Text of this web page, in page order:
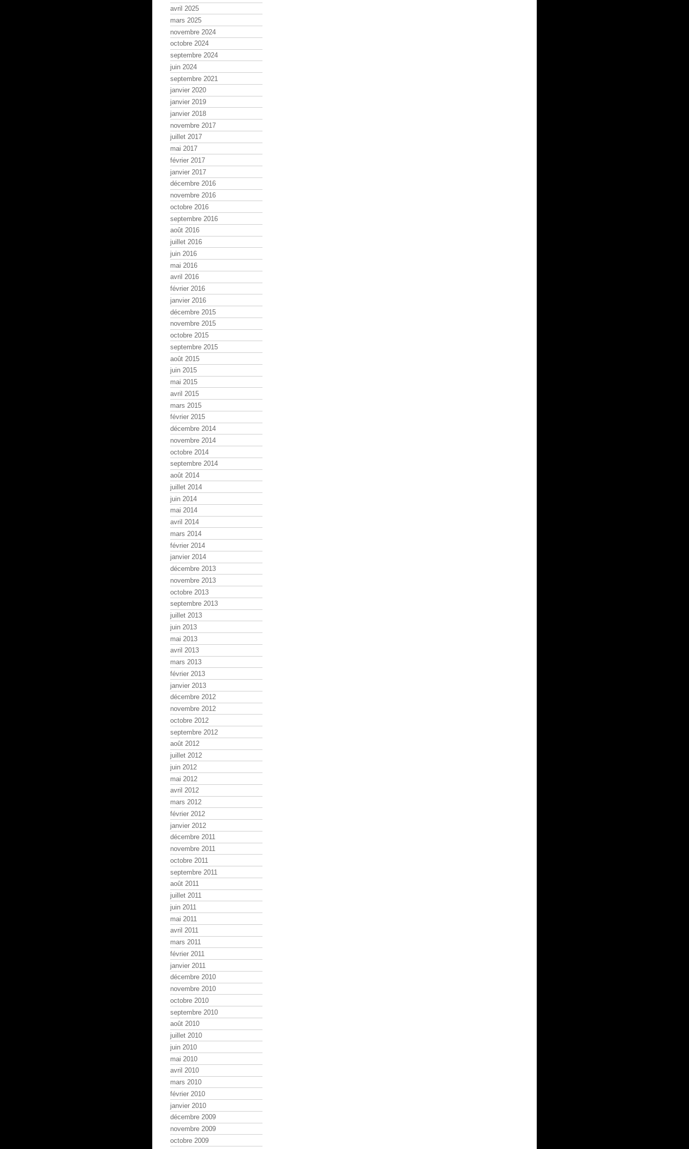
avril 2025
mars 2025
novembre 2024
octobre 2024
septembre 2024
juin 2024
septembre 2021
janvier 2020
janvier 2019
janvier 2018
novembre 2017
juillet 2017
mai 2017
février 2017
janvier 2017
décembre 2016
novembre 2016
octobre 2016
septembre 2016
août 2016
juillet 2016
juin 2016
mai 2016
avril 2016
février 2016
janvier 2016
décembre 2015
novembre 2015
octobre 2015
septembre 2015
août 2015
juin 2015
mai 2015
avril 2015
mars 2015
février 2015
décembre 2014
novembre 2014
octobre 2014
septembre 2014
août 2014
juillet 2014
juin 2014
mai 2014
avril 2014
mars 2014
février 2014
janvier 2014
décembre 2013
novembre 2013
octobre 2013
septembre 2013
juillet 2013
juin 2013
mai 2013
avril 2013
mars 2013
février 2013
janvier 2013
décembre 2012
novembre 2012
octobre 2012
septembre 2012
août 2012
juillet 2012
juin 2012
mai 2012
avril 2012
mars 2012
février 2012
janvier 2012
décembre 2011
novembre 2011
octobre 2011
septembre 2011
août 2011
juillet 2011
juin 2011
mai 2011
avril 2011
mars 2011
février 2011
janvier 2011
décembre 2010
novembre 2010
octobre 2010
septembre 2010
août 2010
juillet 2010
juin 2010
mai 2010
avril 2010
mars 2010
février 2010
janvier 2010
décembre 2009
novembre 2009
octobre 2009